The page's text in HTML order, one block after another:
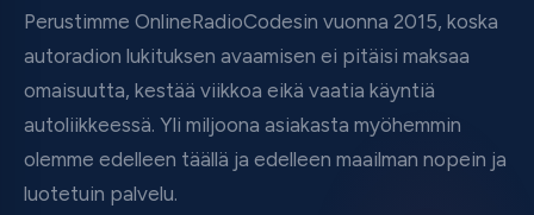
Perustimme OnlineRadioCodesin vuonna 2015, koska
autoradion lukituksen avaamisen ei pitäisi maksaa
omaisuutta, kestää viikkoa eikä vaatia käyntiä
autoliikkeessä. Yli miljoona asiakasta myöhemmin
olemme edelleen täällä ja edelleen maailman nopein ja
luotetuin palvelu.